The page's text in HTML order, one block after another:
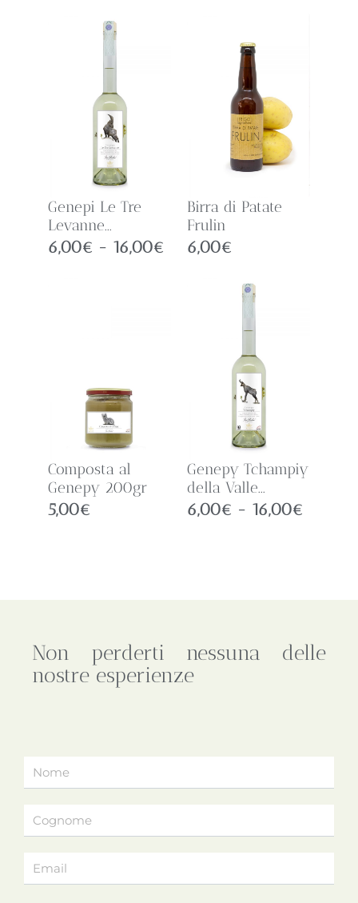
Genepi Le Tre
Levanne...
6,00€ - 16,00€
Birra di Patate
Frulin
6,00€
Composta al
Genepy 200gr
5,00€
Genepy Tchampiy
della Valle...
6,00€ - 16,00€
Non perderti nessuna delle
nostre esperienze